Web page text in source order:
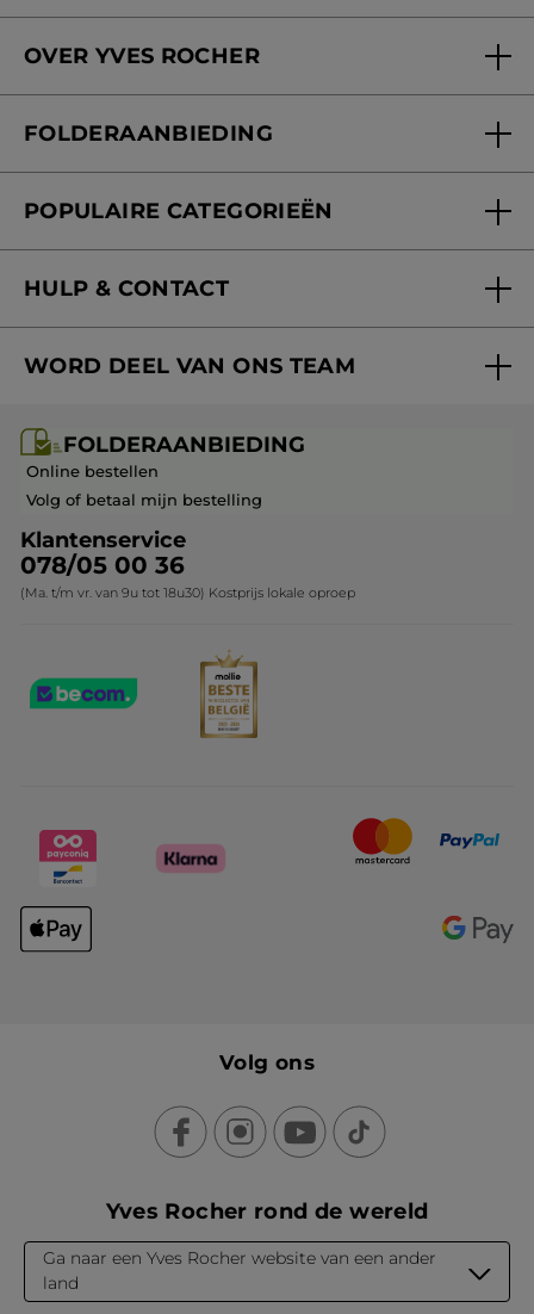
Verzorging in onze Schoonheidsinstituten
OVER YVES ROCHER
Onze beloften
Blog Act Beautiful
FOLDERAANBIEDING
POPULAIRE CATEGORIEËN
Aanbiedingen
Cadeau-ideeën
Kerstcollectie
HULP & CONTACT
Mijn geschenken
Veelgestelde vragen
Contact opnemen
WORD DEEL VAN ONS TEAM
Franchisenemer of bedrijfsleider worden
FOLDERAANBIEDING
Online bestellen
Volg of betaal mijn bestelling
Klantenservice
078/05 00 36
(Ma. t/m vr. van 9u tot 18u30) Kostprijs lokale oproep
Volg ons
Yves Rocher rond de wereld
Ga naar een Yves Rocher website van een ander
land